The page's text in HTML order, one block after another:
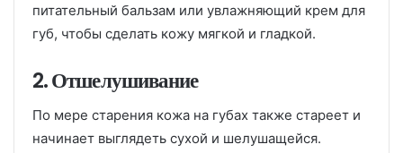
питательный бальзам или увлажняющий крем для
губ, чтобы сделать кожу мягкой и гладкой.
2. Отшелушивание
По мере старения кожа на губах также стареет и
начинает выглядеть сухой и шелушащейся.